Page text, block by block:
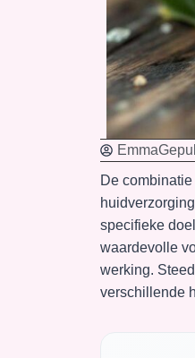
Emma
De
specifieke
waardevolle
werking.
verschillende